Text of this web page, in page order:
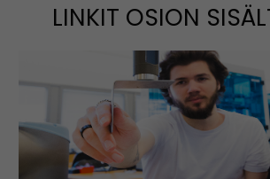
LINKIT OSION